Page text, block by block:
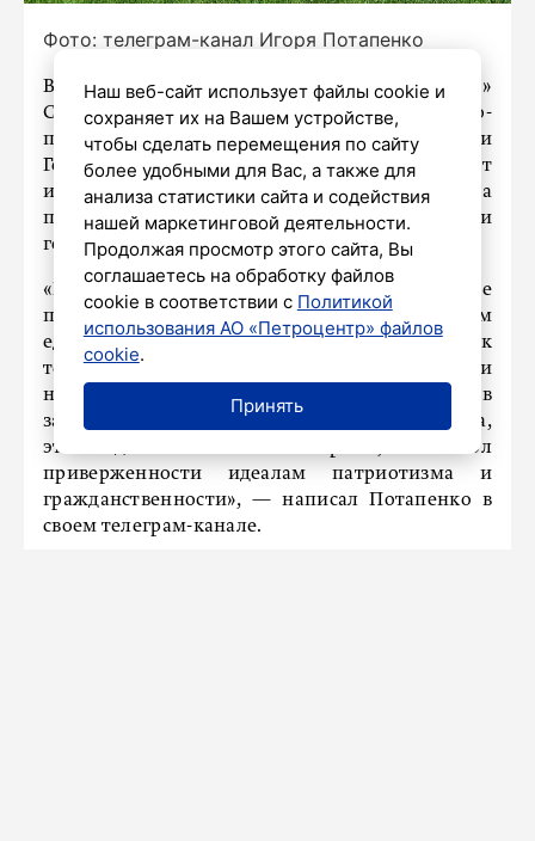
Фото: телеграм-канал Игоря Потапенко
В парке культуры и отдыха «Дубки»
Сестрорецка прошло физкультурно-
патриотическое мероприятие «Забег памяти
Героев». Вице-губернатор Игорь Потапенко от
имени губернатора Санкт-Петербурга
поприветствовал участников, организаторов и
гостей мероприятия.
«В год 80-летия Великой Победы это событие
приобретает особый смысл, выступая символом
единства, мужества и глубокого уважения к
тем, кто отдал жизнь за свободу и
независимость нашей Родины. Ваше участие в
забеге – это не просто спортивная инициатива,
это дань памяти героям, символ
приверженности идеалам патриотизма и
гражданственности», — написал Потапенко в
своем телеграм-канале.
Наш веб-сайт использует файлы cookie и
сохраняет их на Вашем устройстве,
чтобы сделать перемещения по сайту
более удобными для Вас, а также для
анализа статистики сайта и содействия
нашей маркетинговой деятельности.
Продолжая просмотр этого сайта, Вы
соглашаетесь на обработку файлов
cookie в соответствии с Политикой
использования АО «Петроцентр» файлов
cookie.
Принять